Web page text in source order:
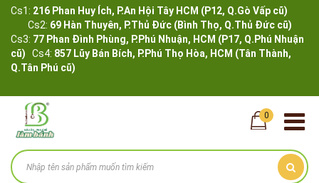
Cs1: 216 Phan Huy Ích, P.An Hội Tây HCM (P12, Q.Gò Vấp cũ)
Cs2: 69 Hàn Thuyên, P.Thủ Đức (Bình Thọ, Q.Thủ Đức cũ)
Cs3: 77 Phan Đình Phùng, P.Phú Nhuận, HCM (P17, Q.Phú Nhuận
cũ) Cs4: 857 Lũy Bán Bích, P.Phú Thọ Hòa, HCM (Tân Thành,
Q.Tân Phú cũ)
0